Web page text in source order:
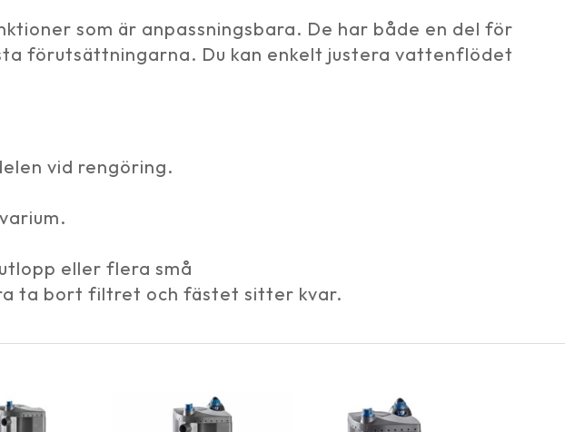
som är anpassningsbara. De har både en del för
förutsättningarna. Du kan enkelt justera vattenflödet
vid rengöring.
eller flera små
ta bort filtret och fästet sitter kvar.